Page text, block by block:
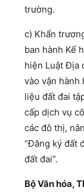
trường.
c) Khẩn
ban hành Kế
hiện Luật Địa
vào vận hành
liệu đất đai
cấp dịch vụ
các đô thị,
“Đăng ký đất
đất đai”.
Bộ Văn hóa,